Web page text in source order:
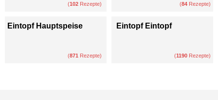
(102 Rezepte) (84 Rezepte)
Eintopf Hauptspeise
(871 Rezepte)
Eintopf Eintopf
(1190 Rezepte)